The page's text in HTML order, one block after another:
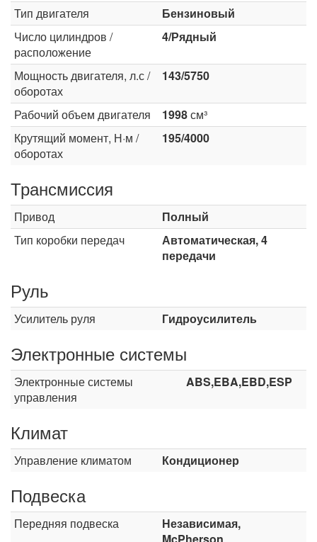
Тип двигателя
Бензиновый
Число цилиндров /
расположение
4/Рядный
Мощность двигателя, л.с /
оборотах
143/5750
Рабочий объем двигателя 1998см³
Крутящий момент, Н·м /
оборотах
195/4000
Трансмиссия
Привод
Полный
Тип коробки передач
Автоматическая, 4
передачи
Руль
Усилитель руля Гидроусилитель
Электронные системы
Электронные системы
управления
ABS,EBA,EBD,ESP
Климат
Управление климатом Кондиционер
Подвеска
Передняя подвеска
Независимая,